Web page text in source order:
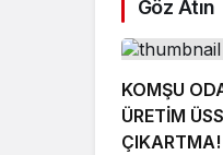
Göz Atın
KOMŞU
ÜRETİM
ÇIKARTMA!